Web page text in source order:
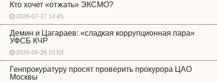
Кто хочет «отжать» ЭКСМО?
2026-07-17 14:45
Демин и Цагараев: «сладкая коррупционная пара»
УФСБ КЧР
2026-06-26 10:03
Генпрокуратуру просят проверить прокурора ЦАО
Москвы